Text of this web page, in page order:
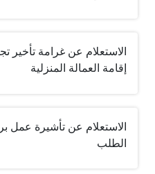
الاستعلام عن غرامة تأخير
إقامة العمالة المنزلية
الاستعلام عن تأشيرة عمل
الطلب